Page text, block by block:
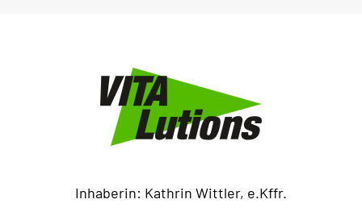
Inhaberin: Kathrin Wittler, e.Kffr.